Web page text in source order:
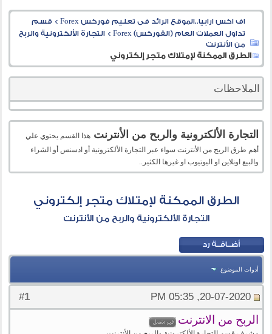
اف اكس ارابيا..الموقع الرائد فى تعليم فوركس Forex > قسم
تداول العملات العام (الفوركس) Forex
>التجارة الألكترونية والربح
من الأنترنت
الطرق الممكنة لإمتلاك متجر إلكتروني
الملاحظات
التجارة الألكترونية والربح من الأنترنت هذا القسم يحتوي علي
أهم طرق الربح من الأنترنت سواء عبر التجارة الألكترونية أو ادسنس أو الشراء
والبيع اونلاين او اليوتيوب او غيرها الكثير..
الطرق الممكنة لإمتلاك متجر إلكتروني
التجارة الألكترونية والربح من الأنترنت
أدوات الموضوع
#
1 20-07-2020, 05:35 PM
الربح من الانترنت